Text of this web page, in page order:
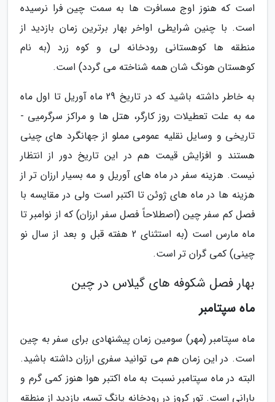
است که هنوز اوج مسافرت ها به سمت چین فرا نرسیده
است. با چنین شرایطی اواخر بهار برترین زمان بازدید از
منطقه ها کوهستانی رودخانه لی و کوه زرد (به نام
کوهستان هونگ شان همه شناخته می گردد) است.
به خاطر داشته باشید که در تاریخ 29 ماه آوریل تا اول ماه
مه به علت تعطیلات روز کارگر، هتل ها و مراکز سرگرمیی -
تاریخی و وسایل نقلیه عمومی مملو از جهانگرد های چینی
هستند و افزایش قیمت هم در این تاریخ دور از انتظار
نیست. هزینه سفر در ماه های آوریل و مه بسیار ارزان تر از
هزینه ها در ماه های ژوئن تا اکتبر است ولی در مقایسه با
فصل کم سفر چین (اصطلاحاً فصل سفر ارزان) که از نوامبر تا
ماه مارس است (به استثنای 2 هفته قبل و بعد از سال نو
چینی) کمی گران تر است.
بهار فصل شکوفه های گیلاس در چین
ماه سپتامبر
ماه سپتامبر (مهر) سومین زمان پیشنهادی برای سفر به چین
است. در این زمان هم می توانید سفری ارزان داشته باشید.
البته در ماه سپتامبر نسبت به ماه اکتبر هوا هنوز کمی گرم و
بارانی است. تور کروز در رودخانه یانگ تسه، بازدید از منطقه